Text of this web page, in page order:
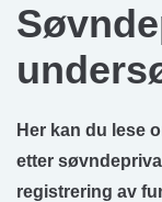
Her kan du lese
etter
registrering av